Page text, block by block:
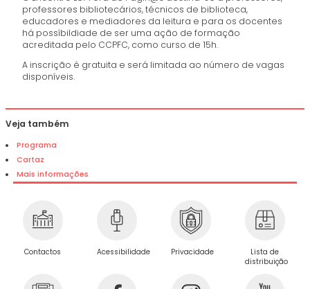
professores bibliotecários, técnicos de biblioteca,
educadores e mediadores da leitura e para os docentes
há possíbildiade de ser uma ação de formação
acreditada pelo CCPFC, como curso de 15h.
A inscrição é gratuita e será limitada ao número de vagas
disponíveis.
Veja também
Programa
Cartaz
Mais informações
Contactos Acessibilidade Privacidade
Lista de
distribuição